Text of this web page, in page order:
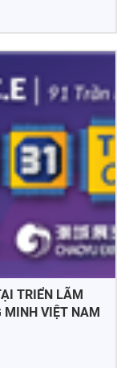
TRIỂN LÃM
MINH VIỆT NAM